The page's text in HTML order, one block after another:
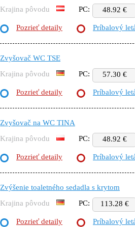
Krajina pôvodu
PC: 48.92 €
Pozrieť detaily Príbalový
Zvyšovač WC TSE
Krajina pôvodu
PC: 57.30 €
Pozrieť detaily Príbalový
Zvyšovač na WC TINA
Krajina pôvodu
PC: 48.92 €
Pozrieť detaily Príbalový
Zvýšenie toaletného sedadla s krytom
Krajina pôvodu
PC: 113.28 €
Pozrieť detaily Príbalový